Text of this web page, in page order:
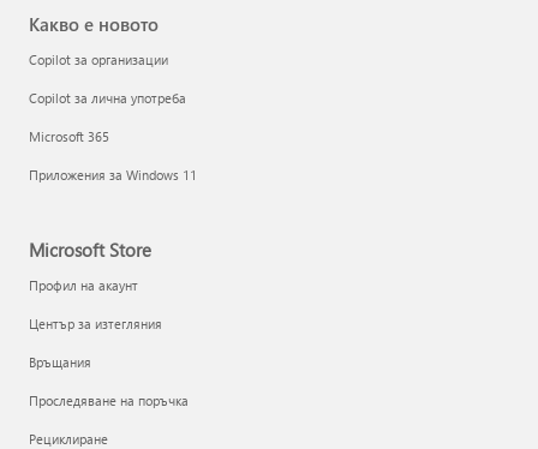
Какво е новото
Copilot за организации
Copilot за лична употреба
Microsoft 365
Приложения за Windows 11
Microsoft Store
Профил на акаунт
Център за изтегляния
Връщания
Проследяване на поръчка
Рециклиране